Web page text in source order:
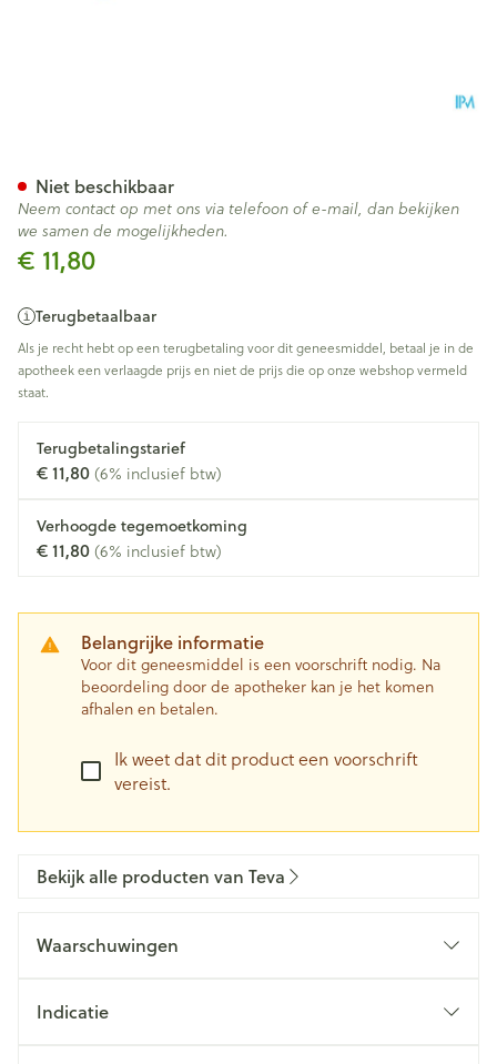
€ 11,80
Terugbetaalbaar
Als je recht hebt op een terugbetaling voor dit geneesmiddel, betaal je in de
apotheek een verlaagde prijs en niet de prijs die op onze webshop vermeld
staat.
Terugbetalingstarief
€ 11,80 (6% inclusief btw)
Verhoogde tegemoetkoming
€ 11,80 (6% inclusief btw)
Belangrijke informatie
Voor dit geneesmiddel is een voorschrift nodig. Na
beoordeling door de apotheker kan je het komen
afhalen en betalen.
Ik weet dat dit product een voorschrift
vereist.
Niet beschikbaar
Neem contact op met ons via telefoon of e-mail, dan bekijken
we samen de mogelijkheden.
Bekijk alle producten van Teva
Waarschuwingen
Indicatie